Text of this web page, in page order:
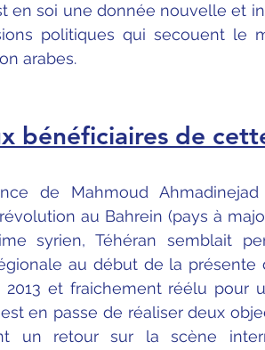
en soi une donnée nouvelle et
politiques qui secouent le
arabes.
bénéficiaires de
de Mahmoud Ahmadinejad
au Bahrein (pays à
syrien, Téhéran semblait
au début de la présente
2013 et fraichement réélu pour
en passe de réaliser deux
un retour sur la scène